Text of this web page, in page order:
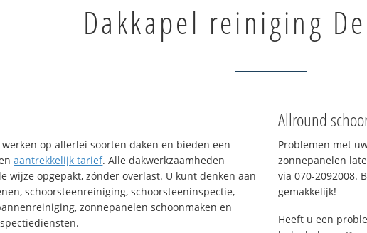
Dakkapel reiniging
werken op allerlei soorten daken en bieden een
aantrekkelijk tarief. Alle dakwerkzaamheden
wijze opgepakt, zónder overlast. U kunt denken aan
schoorsteenreiniging, schoorsteeninspectie,
zonnepanelen schoonmaken en
Allround
Problemen met
zonnepanelen
via 070-2092008.
gemakkelijk!
Heeft u een